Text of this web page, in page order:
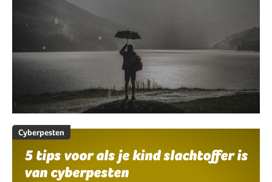
Cyberpesten
5 tips voor als je kind slachtoffer is
van cyberpesten